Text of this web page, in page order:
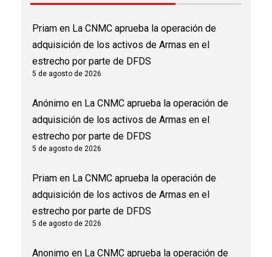
Priam en La CNMC aprueba la operación de
adquisición de los activos de Armas en el
estrecho por parte de DFDS
5 de agosto de 2026
Anónimo en La CNMC aprueba la operación de
adquisición de los activos de Armas en el
estrecho por parte de DFDS
5 de agosto de 2026
Priam en La CNMC aprueba la operación de
adquisición de los activos de Armas en el
estrecho por parte de DFDS
5 de agosto de 2026
Anonimo en La CNMC aprueba la operación de